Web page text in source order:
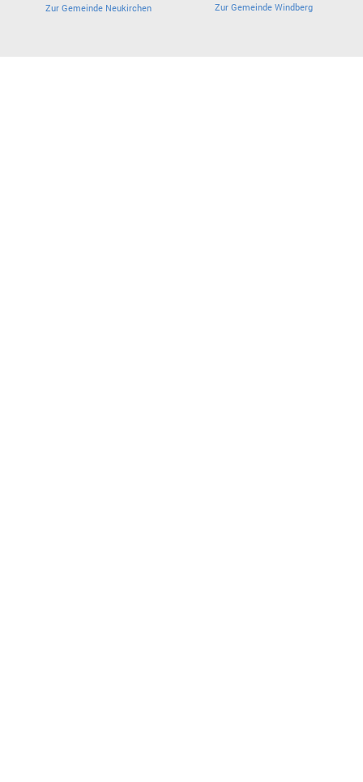
Zur Gemeinde Neukirchen Zur Gemeinde Windberg